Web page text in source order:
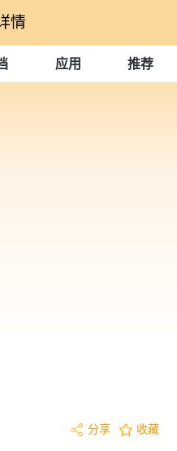
情
应用 推荐
分享 收藏